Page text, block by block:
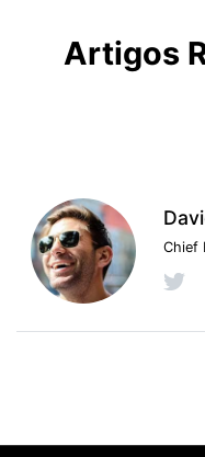
Artigos
Chief